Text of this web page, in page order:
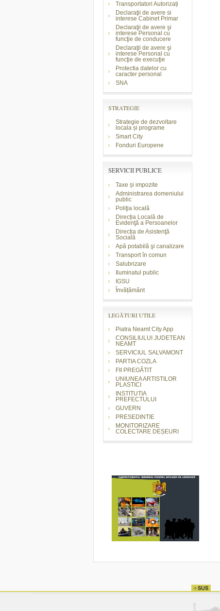
Transportatori Autorizați
Declaraţii de avere si
interese Cabinet Primar
Declaraţii de avere şi
interese Personal cu
funcţie de conducere
Declaraţii de avere şi
interese Personal cu
funcţie de execuţie
Protectia datelor cu
caracter personal
SNA
STRATEGIE
Strategie de dezvoltare
locala și programe
Smart City
Fonduri Europene
SERVICII PUBLICE
Taxe și impozite
Administrarea domeniului
public
Poliţia locală
Direcția Locală de
Evidenţă a Persoanelor
Direcția de Asistenţă
Socială
Apă potabilă şi canalizare
Transport în comun
Salubrizare
Iluminatul public
IGSU
Învățământ
LEGĂTURI UTILE
Piatra Neamt City App
CONSILIULUI JUDETEAN
NEAMT
SERVICIUL SALVAMONT
PARTIA COZLA
FII PREGĂTIT
UNIUNEA ARTISTILOR
PLASTICI
INSTITUTIA
PREFECTULUI
GUVERN
PRESEDINTIE
MONITORIZARE
COLECTARE DEȘEURI